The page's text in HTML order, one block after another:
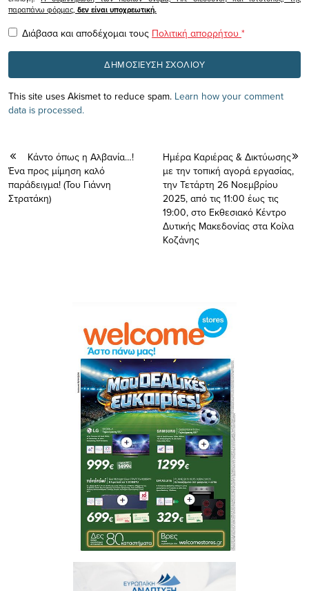
παραπάνω φόρμας, δεν είναι υποχρεωτική.
Διάβασα και αποδέχομαι τους Πολιτική απορρήτου *
This site uses Akismet to reduce spam. Learn how your comment
data is processed.
Κάντο όπως η Αλβανία…!
Ένα προς μίμηση καλό
παράδειγμα! (Του Γιάννη
Στρατάκη)
Ημέρα Καριέρας & Δικτύωσης
με την τοπική αγορά εργασίας,
την Τετάρτη 26 Νοεμβρίου
2025, από τις 11:00 έως τις
19:00, στο Εκθεσιακό Κέντρο
Δυτικής Μακεδονίας στα Κοίλα
Κοζάνης